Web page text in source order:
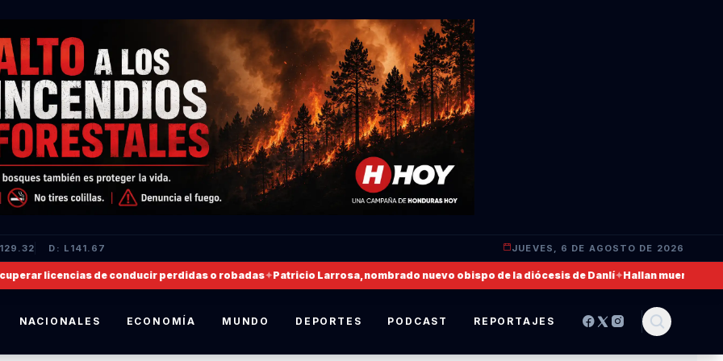
D: L141.67 JUEVES, 6 DE AGOSTO DE 2026
licencias de conducir perdidas o robadas✦Patricio Larrosa, nombrado nuevo obispo de la diócesis de Danlí✦Hallan muerto a un
NACIONALES ECONOMÍA MUNDO DEPORTES PODCAST REPORTAJES